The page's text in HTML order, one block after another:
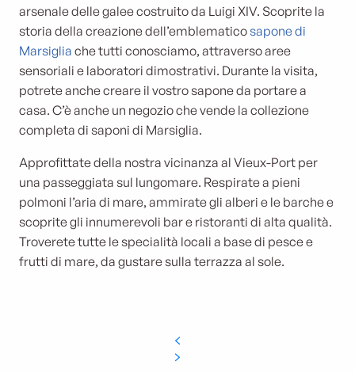
arsenale delle galee costruito da Luigi XIV. Scoprite la
storia della creazione dell’emblematicosapone di
Marsiglia che tutti conosciamo, attraverso aree
sensoriali e laboratori dimostrativi. Durante la visita,
potrete anche creare il vostro sapone da portare a
casa. C’è anche un negozio che vende la collezione
completa di saponi di Marsiglia.
Approfittate della nostra vicinanza al Vieux-Port per
una passeggiata sul lungomare. Respirate a pieni
polmoni l’aria di mare, ammirate gli alberi e le barche e
scoprite gli innumerevoli bar e ristoranti di alta qualità.
Troverete tutte le specialità locali a base di pesce e
frutti di mare, da gustare sulla terrazza al sole.